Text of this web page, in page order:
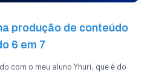
produção de conteúdo
6 em 7
com o meu aluno Yhuri, que é do